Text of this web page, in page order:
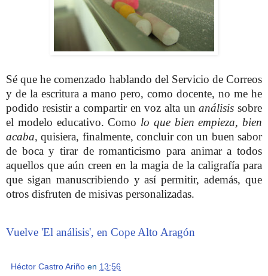
Sé que he comenzado hablando del Servicio de Correos
y de la escritura a mano pero, como docente, no me he
podido resistir a compartir en voz alta unanálisis sobre
el modelo educativo. Como lo que bien empieza, bien
acaba, quisiera, finalmente, concluir con un buen sabor
de boca y tirar de romanticismo para animar a todos
aquellos que aún creen en la magia de la caligrafía para
que sigan manuscribiendo y así permitir, además, que
otros disfruten de misivas personalizadas.
Vuelve 'El análisis', en Cope Alto Aragón
Héctor Castro Ariño en 13:56